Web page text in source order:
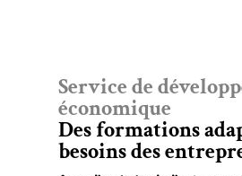
Service de
économique
Des formations
besoins des